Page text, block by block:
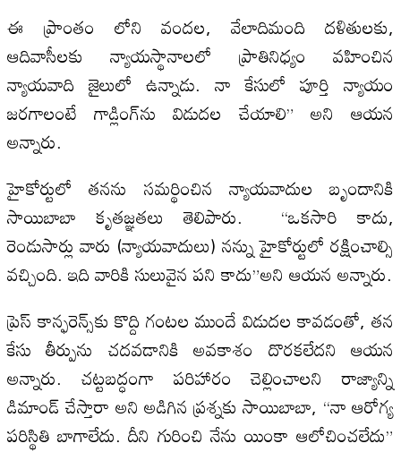
ఈ ప్రాంతం లోని వందల, వేలాదిమంది దళితులకు,
ఆదివాసీలకు న్యాయస్థానాలలో ప్రాతినిధ్యం వహించిన
న్యాయవాది జైలులో ఉన్నాడు. నా కేసులో పూర్తి న్యాయం
జరగాలంటే గాడ్లింగ్‌ను విడుదల చేయాలి” అని ఆయన
అన్నారు.
హైకోర్టులో తనను సమర్థించిన న్యాయవాదుల బృందానికి
సాయిబాబా కృతజ్ఞతలు తెలిపారు. “ఒకసారి కాదు,
రెండుసార్లు వారు (న్యాయవాదులు) నన్ను హైకోర్టులో రక్షించాల్సి
వచ్చింది. ఇది వారికి సులువైన పని కాదు”అని ఆయన అన్నారు.
ప్రెస్ కాన్ఫరెన్స్‌కు కొద్ది గంటల ముందే విడుదల కావడంతో, తన
కేసు తీర్పును చదవడానికి అవకాశం దొరకలేదని ఆయన
అన్నారు. చట్టబద్ధంగా పరిహారం చెల్లించాలని రాజ్యాన్ని
డిమాండ్ చేస్తారా అని అడిగిన ప్రశ్నకు సాయిబాబా, “నా ఆరోగ్య
పరిస్థితి బాగాలేదు. దీని గురించి నేను యింకా ఆలోచించలేదు”